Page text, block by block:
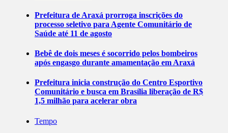
Prefeitura de Araxá prorroga inscrições do
processo seletivo para Agente Comunitário de
Saúde até 11 de agosto
Bebê de dois meses é socorrido pelos bombeiros
após engasgo durante amamentação em Araxá
Prefeitura inicia construção do Centro Esportivo
Comunitário e busca em Brasília liberação de R$
1,5 milhão para acelerar obra
Tempo